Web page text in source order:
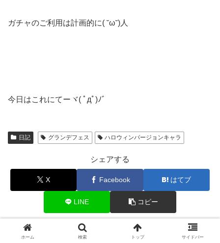
ガチャのご利用は計画的に( ˘ω˘)人
今日はこれにてーヾ( ﾟдﾟ)ﾉ゛
日記 グランデフェス ハロウィンバージョンキャラ
シェアする
X Facebook はてブ
LINE コピー
関連記事
ホーム 検索 トップ サイドバー